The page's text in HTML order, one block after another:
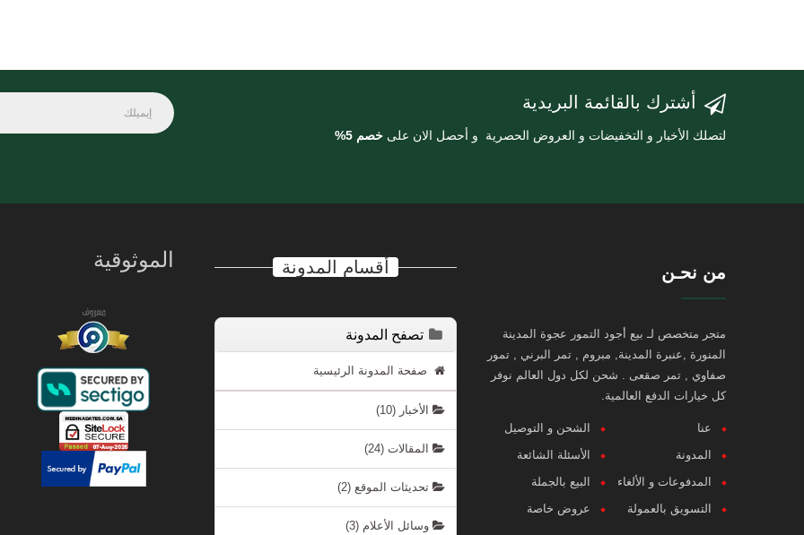
أشترك بالقائمة البريدية
لتصلك الأخبار و التخفيضات و العروض الحصرية و أحصل الان على خصم 5%
من نحـن
متجر متخصص لـ بيع أجود التمور عجوة المدينة
المنورة ,عنبرة المدينة, مبروم , تمر البرني , تمور
صفاوي , تمر صقعى . شحن لكل دول العالم نوفر
كل خيارات الدفع العالمية.
عنا
الشحن و التوصيل
المدونة
الأسئلة الشائعة
المدفوعات و الألغاء
البيع بالجملة
التسويق بالعمولة
عروض خاصة
أقسام المدونة
تصفح المدونة
صفحة المدونة الرئيسية
الأخبار (10)
المقالات (24)
تحديثات الموقع (2)
وسائل الأعلام (3)
الموثوقية